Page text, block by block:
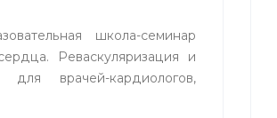
школа-семинар
Реваскуляризация и
для врачей-кардиологов,